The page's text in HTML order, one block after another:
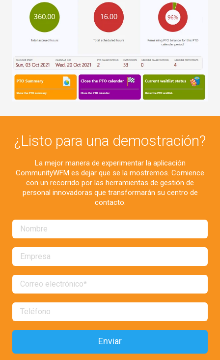
¿Listo para una demostración?
La mejor manera de experimentar la aplicación
CommunityWFM es dejar que se la mostremos. Comience
con un recorrido por las herramientas de gestión de
personal innovadoras que transformarán su centro de
contacto.